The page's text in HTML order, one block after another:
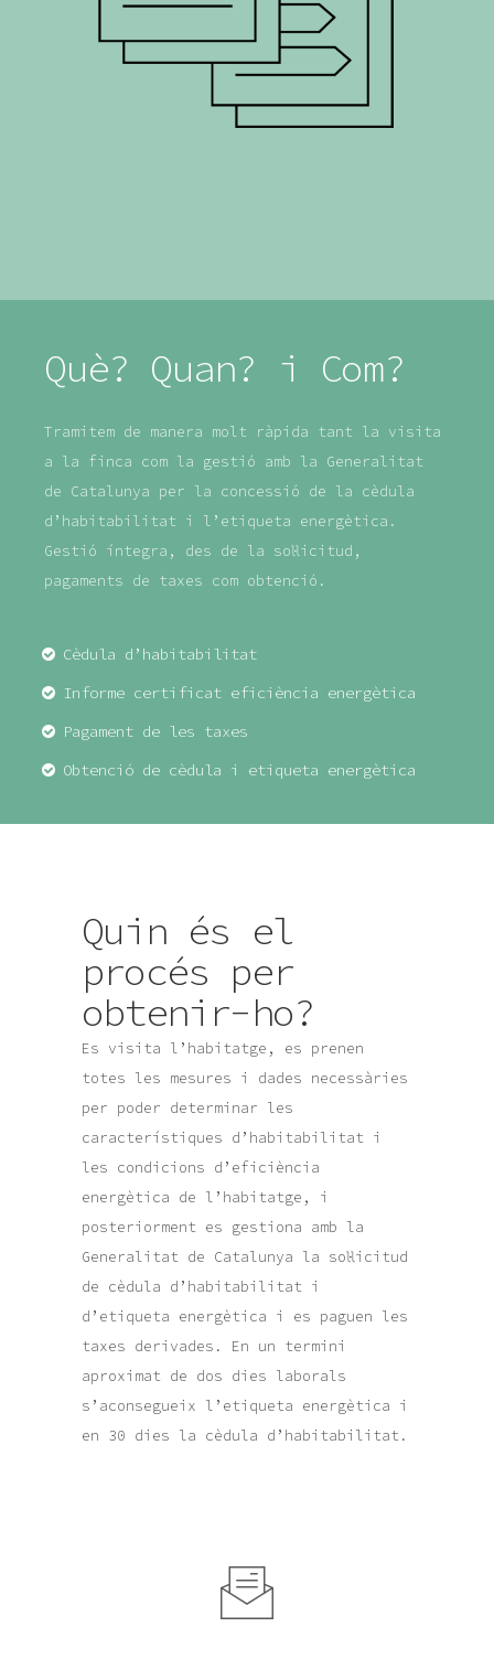
Què? Quan? i Com?
Tramitem de manera molt ràpida tant la visita
a la finca com la gestió amb la Generalitat
de Catalunya per la concessió de la cèdula
d’habitabilitat i l’etiqueta energètica.
Gestió íntegra, des de la sol·licitud,
pagaments de taxes com obtenció.
Cèdula d’habitabilitat
Informe certificat eficiència energètica
Pagament de les taxes
Obtenció de cèdula i etiqueta energètica
Quin és el
procés per
obtenir-ho?
Es visita l’habitatge, es prenen
totes les mesures i dades necessàries
per poder determinar les
característiques d’habitabilitat i
les condicions d’eficiència
energètica de l’habitatge, i
posteriorment es gestiona amb la
Generalitat de Catalunya la sol·licitud
de cèdula d’habitabilitat i
d’etiqueta energètica i es paguen les
taxes derivades. En un termini
aproximat de dos dies laborals
s’aconsegueix l’etiqueta energètica i
en 30 dies la cèdula d’habitabilitat.